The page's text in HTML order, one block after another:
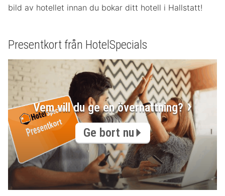
bild av hotellet innan du bokar ditt hotell i Hallstatt!
Presentkort från HotelSpecials
Vem vill du ge en övernattning?
Ge bort nu